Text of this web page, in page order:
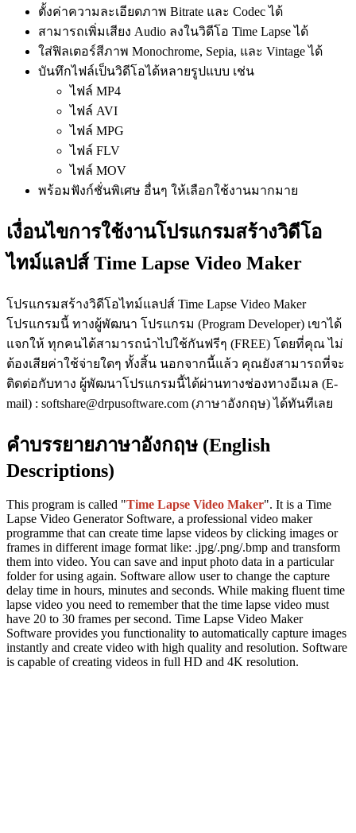
ตั้งค่าความละเอียดภาพ Bitrate และ Codec ได้
สามารถเพิ่มเสียง Audio ลงในวิดีโอ Time Lapse ได้
ใส่ฟิลเตอร์สีภาพ Monochrome, Sepia, และ Vintage ได้
บันทึกไฟล์เป็นวิดีโอได้หลายรูปแบบ เช่น
ไฟล์ MP4
ไฟล์ AVI
ไฟล์ MPG
ไฟล์ FLV
ไฟล์ MOV
พร้อมฟังก์ชั่นพิเศษ อื่นๆ ให้เลือกใช้งานมากมาย
เงื่อนไขการใช้งานโปรแกรมสร้างวิดีโอ
ไทม์แลปส์ Time Lapse Video Maker
โปรแกรมสร้างวิดีโอไทม์แลปส์ Time Lapse Video Maker
โปรแกรมนี้ ทางผู้พัฒนา โปรแกรม (Program Developer) เขาได้
แจกให้ ทุกคนได้สามารถนำไปใช้กันฟรีๆ (FREE) โดยที่คุณ ไม่
ต้องเสียค่าใช้จ่ายใดๆ ทั้งสิ้น นอกจากนี้แล้ว คุณยังสามารถที่จะ
ติดต่อกับทาง ผู้พัฒนาโปรแกรมนี้ได้ผ่านทางช่องทางอีเมล (E-
mail) : softshare@drpusoftware.com (ภาษาอังกฤษ) ได้ทันทีเลย
คำบรรยายภาษาอังกฤษ (English
Descriptions)
This program is called "Time Lapse Video Maker". It is a Time
Lapse Video Generator Software, a professional video maker
programme that can create time lapse videos by clicking images or
frames in different image format like: .jpg/.png/.bmp and transform
them into video. You can save and input photo data in a particular
folder for using again. Software allow user to change the capture
delay time in hours, minutes and seconds. While making fluent time
lapse video you need to remember that the time lapse video must
have 20 to 30 frames per second. Time Lapse Video Maker
Software provides you functionality to automatically capture images
instantly and create video with high quality and resolution. Software
is capable of creating videos in full HD and 4K resolution.